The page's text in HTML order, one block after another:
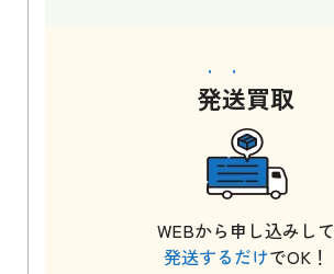
発送買取
WEBから申し込みして
発送するだけでOK！